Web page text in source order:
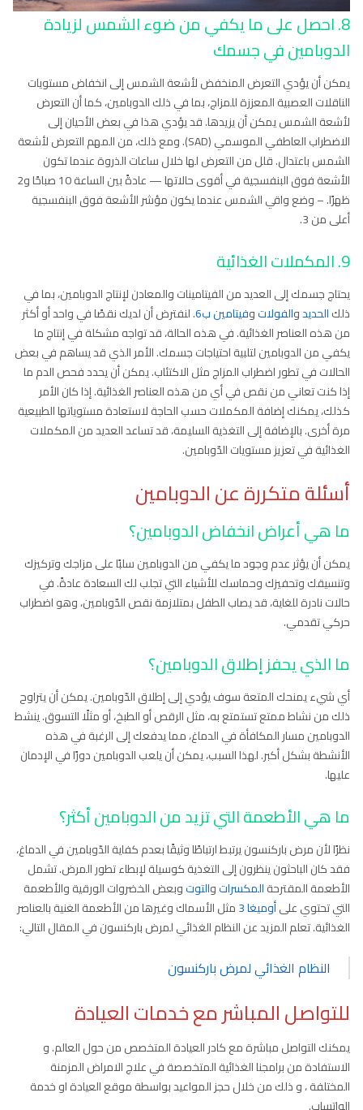
8. احصل على ما يكفي من ضوء الشمس لزيادة
الدوبامين في جسمك
يمكن أن يؤدي التعرض المنخفض لأشعة الشمس إلى انخفاض مستويات
الناقلات العصبية المعززة للمزاج، بما في ذلك الدوبامين، كما أن التعرض
لأشعة الشمس يمكن أن يزيدها. قد يؤدي هذا في بعض الأحيان إلى
الاضطراب العاطفي الموسمي (SAD). ومع ذلك، من المهم التعرض لأشعة
الشمس باعتدال. قلل من التعرض لها خلال ساعات الذروة عندما تكون
الأشعة فوق البنفسجية في أقوى حالاتها — عادةً بين الساعة 10 صباحًا و2
ظهرًا. – وضع واقي الشمس عندما يكون مؤشر الأشعة فوق البنفسجية
أعلى من 3.
9. المكملات الغذائية
يحتاج جسمك إلى العديد من الفيتامينات والمعادن لإنتاج الدوبامين، بما في
ذلكالحديدوالفولاتوفيتامين ب6. لنفترض أن لديك نقصًا في واحد أو أكثر
من هذه العناصر الغذائية. في هذه الحالة، قد تواجه مشكلة في إنتاج ما
يكفي من الدوبامين لتلبية احتياجات جسمك. الأمر الذي قد يساهم في بعض
الحالات في تطور اضطراب المزاج مثل الاكتئاب. يمكن أن يحدد فحص الدم ما
إذا كنت تعاني من نقص في أي من هذه العناصر الغذائية. إذا كان الأمر
كذلك، يمكنك إضافة المكملات حسب الحاجة لاستعادة مستوياتها الطبيعية
مرة أخرى. بالإضافة إلى التغذية السليمة، قد تساعد العديد من المكملات
الغذائية في تعزيز مستويات الدّوبامين.
أسئلة متكررة عن الدوبامين
ما هي أعراض انخفاض الدوبامين؟
يمكن أن يؤثر عدم وجود ما يكفي من الدوبامين سلبًا على مزاجك وتركيزك
وتنسيقك وتحفيزك وحماسك للأشياء التي تجلب لك السعادة عادةً. في
حالات نادرة للغاية، قد يصاب الطفل بمتلازمة نقص الدّوبامين، وهو اضطراب
حركي تقدمي.
ما الذي يحفز إطلاق الدوبامين؟
أي شيء يمنحك المتعة سوف يؤدي إلى إطلاق الدّوبامين. يمكن أن يتراوح
ذلك من نشاط ممتع تستمتع به، مثل الرقص أو الطبخ، أو مثلًا التسوق. ينشط
الدوبامين مسار المكافأة في الدماغ، مما يدفعك إلى الرغبة في هذه
الأنشطة بشكل أكبر. لهذا السبب، يمكن أن يلعب الدوبامين دورًا في الإدمان
عليها.
ما هي الأطعمة التي تزيد من الدوبامين أكثر؟
نظرًا لأن مرض باركنسون يرتبط ارتباطًا وثيقًا بعدم كفاية الدّوبامين في الدماغ،
فقد كان الباحثون ينظرون إلى التغذية كوسيلة لإبطاء تطور المرض. تشمل
الأطعمة المقترحةالمكسراتوالتوتوبعض الخضروات الورقية والأطعمة
التي تحتوي علىأوميغا 3 مثل الأسماك وغيرها من الأطعمة الغنية بالعناصر
الغذائية. تعلم المزيد عن النظام الغذائي لمرض باركنسون في المقال التالي:
النظام الغذائي لمرض باركنسون
للتواصل المباشر مع خدمات العيادة
يمكنك التواصل مباشرة مع كادر العيادة المتخصص من حول العالم. و
الاستفادة من برامجنا الغذائية المتخصصة في علاج الامراض المزمنة
المختلفة ، و ذلك من خلال حجز المواعيد بواسطة موقع العيادة او خدمة